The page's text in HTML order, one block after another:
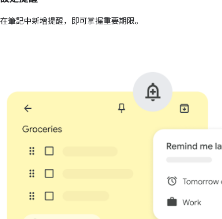
在筆記中新增提醒，即可掌握重要期限。